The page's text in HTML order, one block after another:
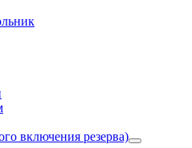
включения резерва)